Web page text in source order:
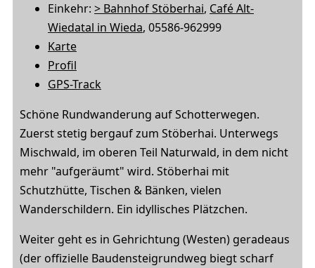
Einkehr: > Bahnhof Stöberhai, Café Alt-
Wiedatal in Wieda, 05586-962999
Karte
Profil
GPS-Track
Schöne Rundwanderung auf Schotterwegen.
Zuerst stetig bergauf zum Stöberhai. Unterwegs
Mischwald, im oberen Teil Naturwald, in dem nicht
mehr "aufgeräumt" wird. Stöberhai mit
Schutzhütte, Tischen & Bänken, vielen
Wanderschildern. Ein idyllisches Plätzchen.
Weiter geht es in Gehrichtung (Westen) geradeaus
(der offizielle Baudensteigrundweg biegt scharf